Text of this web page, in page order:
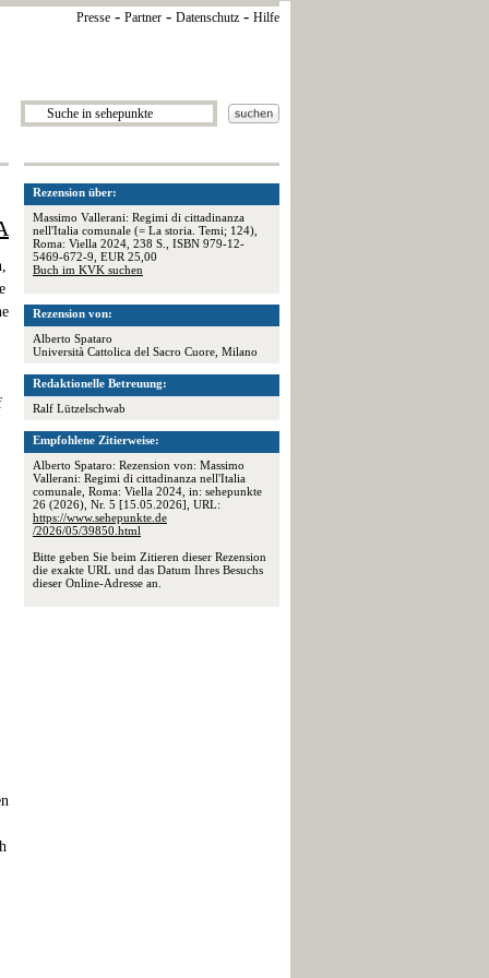
Presse - Partner - Datenschutz - Hilfe
Rezension über:
Massimo Vallerani: Regimi di cittadinanza
nell'Italia comunale (= La storia. Temi; 124),
Roma: Viella 2024, 238 S., ISBN 979-12-
5469-672-9, EUR 25,00
Buch im KVK suchen
Rezension von:
Alberto Spataro
Università Cattolica del Sacro Cuore, Milano
Redaktionelle Betreuung:
Ralf Lützelschwab
Empfohlene Zitierweise:
Alberto Spataro: Rezension von: Massimo
Vallerani: Regimi di cittadinanza nell'Italia
comunale, Roma: Viella 2024, in: sehepunkte
26 (2026), Nr. 5 [15.05.2026], URL:
https://www.sehepunkte.de
/2026/05/39850.html
Bitte geben Sie beim Zitieren dieser Rezension
die exakte URL und das Datum Ihres Besuchs
dieser Online-Adresse an.